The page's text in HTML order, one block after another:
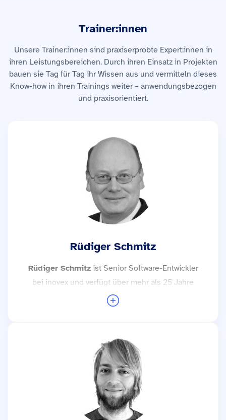
Trainer:innen
Unsere Trainer:innen sind praxiserprobte Expert:innen in
ihren Leistungsbereichen. Durch ihren Einsatz in Projekten
bauen sie Tag für Tag ihr Wissen aus und vermitteln dieses
Know-how in ihren Trainings weiter – anwendungsbezogen
und praxisorientiert.
Rüdiger Schmitz
Rüdiger Schmitzist Senior Software-Entwickler
bei inovex und verfügt über mehr als 25 Jahre
Erfahrung. In den letzten 5 Jahren lag sein
Kubernetes und Apache Kafka.
Weitere Trainings mit Rüdiger Schmitz →